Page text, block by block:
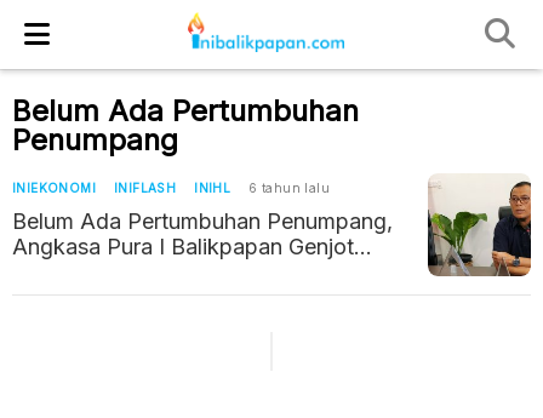
Belum Ada Pertumbuhan
Penumpang
INIEKONOMI INIFLASH INIHL 6 tahun lalu
Belum Ada Pertumbuhan Penumpang,
Angkasa Pura I Balikpapan Genjot